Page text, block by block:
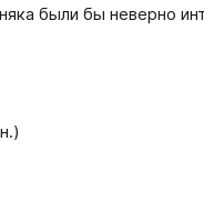
были бы неверно